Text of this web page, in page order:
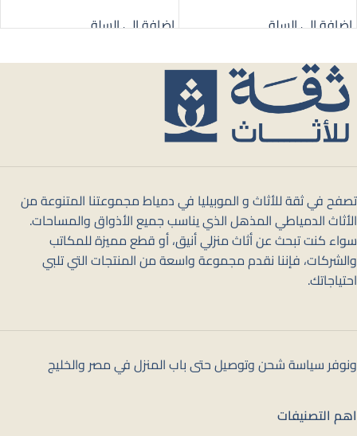
إضافة إلى السلة إضافة إلى السلة
تصفح في ثقة للأثاث و الموبيليا في دمياط مجموعتنا المتنوعة من
الأثاث الدمياطي المذهل الذي يناسب جميع الأذواق والمساحات.
سواء كنت تبحث عن أثاث منزلي أنيق، أو قطع مميزة للمكاتب
والشركات، فإننا نقدم مجموعة واسعة من المنتجات التي تلبي
احتياجاتك.
ونوفر سياسة شحن وتوصيل حتى باب المنزل في مصر والخليج
اهم التصنيفات